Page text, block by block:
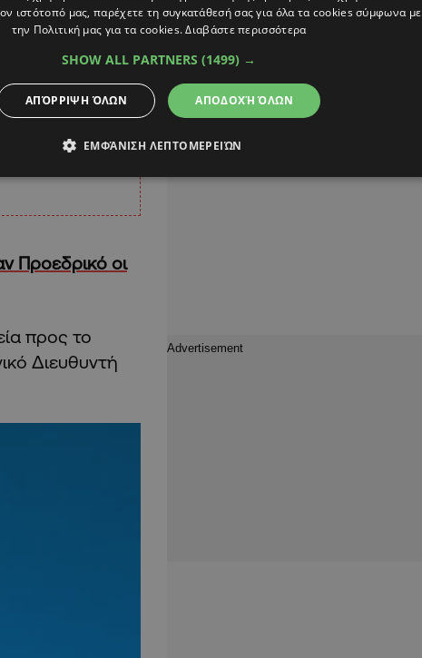
Προεδρικό οι
προς το
Διευθυντή
ιστότοπό μας, παρέχετε τη συγκατάθεσή σας για όλα τα cookies σύμφωνα με
την Πολιτική μας για τα cookies.Διαβάστε περισσότερα
SHOW ALL PARTNERS (1499) →
ΑΠΟΔΟΧΉ ΌΛΩΝ
ΑΠΌΡΡΙΨΗ ΌΛΩΝ
ΕΜΦΆΝΙΣΗ ΛΕΠΤΟΜΕΡΕΙΏΝ